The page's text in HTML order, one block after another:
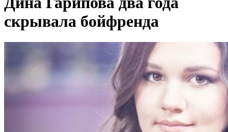
скрывала бойфренда